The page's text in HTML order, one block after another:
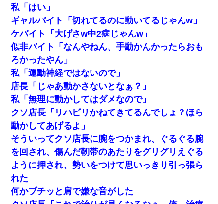
私「はい」
ギャルバイト「切れてるのに動いてるじゃんw」
ケバイト「大げさw中2病じゃんw」
似非バイト「なんやねん、手動かんかったらおも
ろかったやん」
私「運動神経ではないので」
店長「じゃあ動かさないとなぁ？」
私「無理に動かしてはダメなので」
クソ店長「リハビリかねてきてるんでしょ？ほら
動かしてあげるよ」
そういってクソ店長に腕をつかまれ、ぐるぐる腕
を回され、傷んだ靭帯のあたりをグリグリえぐる
ように押され、勢いをつけて思いっきり引っ張ら
れた
何かブチッと肩で嫌な音がした